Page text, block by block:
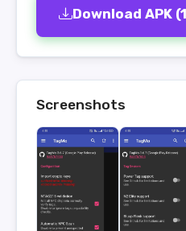
Download APK
Screenshots